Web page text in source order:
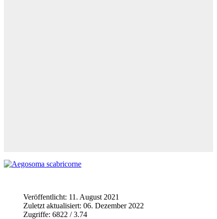
Veröffentlicht: 11. August 2021
Zuletzt aktualisiert: 06. Dezember 2022
Zugriffe: 6822 / 3.74